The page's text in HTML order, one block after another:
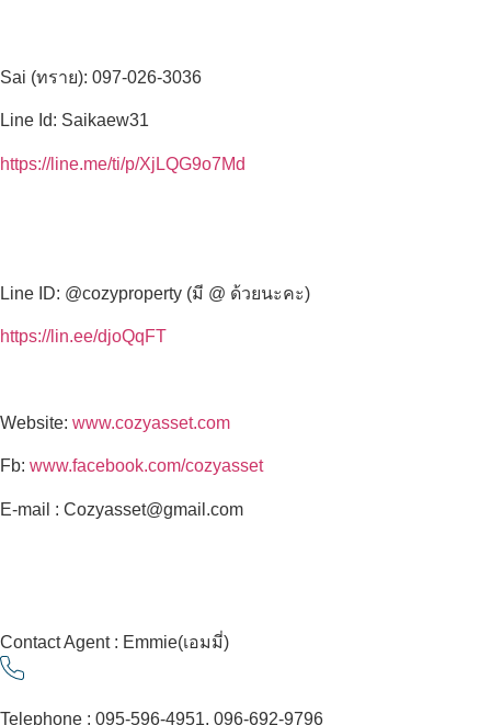
Sai (ทราย): 097-026-3036
Line Id: Saikaew31
https://line.me/ti/p/XjLQG9o7Md
Line ID: @cozyproperty (มี @ ด้วยนะคะ)
https://lin.ee/djoQqFT
Website: www.cozyasset.com
Fb: www.facebook.com/cozyasset
E-mail : Cozyasset@gmail.com
Contact Agent : Emmie(เอมมี่)
Telephone : 095-596-4951, 096-692-9796